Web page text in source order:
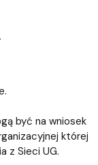
być na wniosek
której
z Sieci UG.